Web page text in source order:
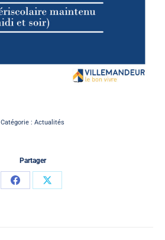
Catégorie : Actualités
Partager
PartagerPartager